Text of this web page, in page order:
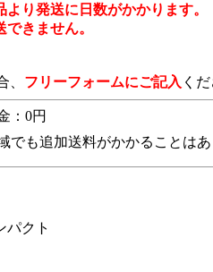
より発送に日数がかかります。
きません。
、 フリーフォームにご記入 くだ
：0円
でも追加送料がかかることはあ
パクト